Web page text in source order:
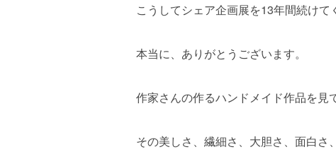
こうしてシェア企画展を13年間続けて
本当に、ありがとうございます。
作家さんの作るハンドメイド作品を見
その美しさ、繊細さ、大胆さ、面白さ、